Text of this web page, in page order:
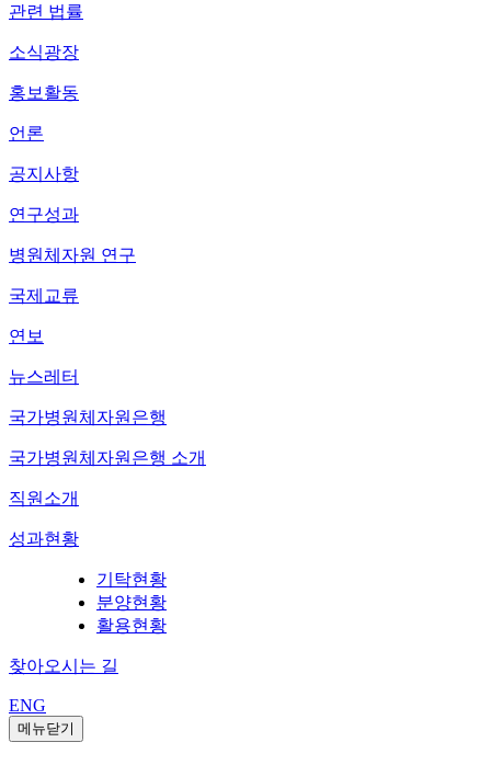
관련 법률
소식광장
홍보활동
언론
공지사항
연구성과
병원체자원 연구
국제교류
연보
뉴스레터
국가병원체자원은행
국가병원체자원은행 소개
직원소개
성과현황
기탁현황
분양현황
활용현황
찾아오시는 길
ENG
메뉴닫기